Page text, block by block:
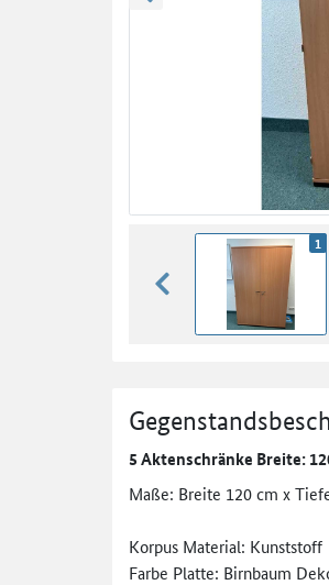
zurück blättern
1
5 Aktenschränke Breite:
Maße: Breite 120 cm x
Korpus Material: Kunststoff
Farbe Platte: Birnbaum